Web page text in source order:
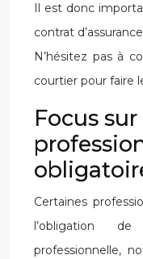
Il est donc
contrat
N’hésitez pas à
courtier pour faire
Focus
Certaines
l’obligation
professionnelle,